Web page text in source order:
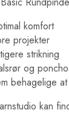
komfort
projekter
strikning
og
behagelige
kan